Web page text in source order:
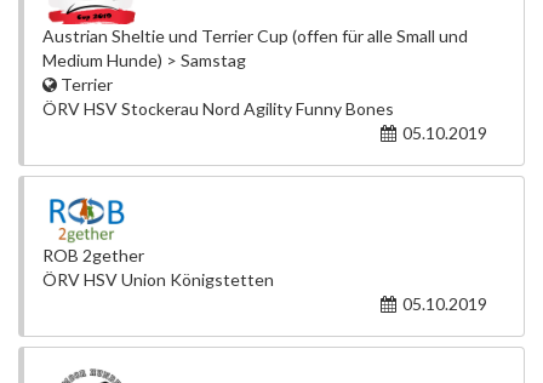
Austrian Sheltie und Terrier Cup (offen für alle Small und
Medium Hunde) > Samstag
Terrier
ÖRV HSV Stockerau Nord Agility Funny Bones
05.10.2019
ROB 2gether
ÖRV HSV Union Königstetten
05.10.2019